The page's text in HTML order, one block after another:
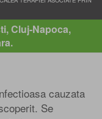
19 PE CALEA
Cluj-Napoca,
cauzata
Se